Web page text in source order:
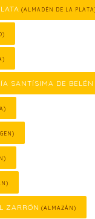
(ALMADÉN DE LA
SANTÍSIMA DE BELÉN
ZARRÓN (ALMAZÁN)